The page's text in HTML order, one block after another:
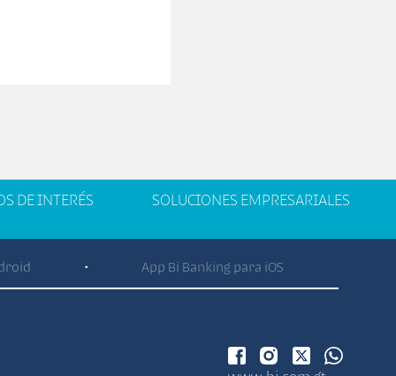
DE INTERÉS
SOLUCIONES EMPRESARIALES
• App Bi Banking para iOS